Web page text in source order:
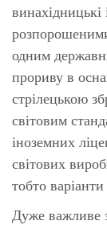
винахідницькі
одним
прориву в
стрілецькою
світовим
іноземних
світових
тобто
Дуже важливе